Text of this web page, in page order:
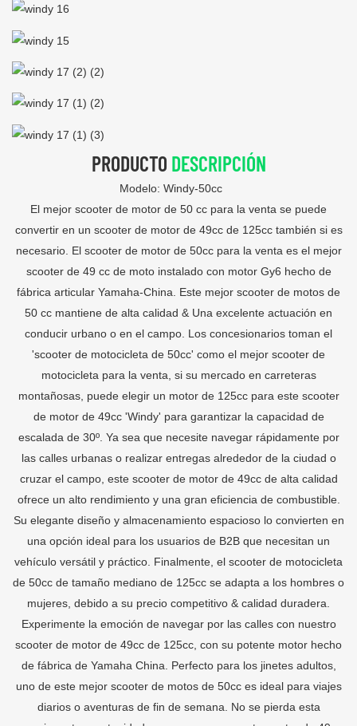
PRODUCTO DESCRIPCIÓN
Modelo: Windy-50cc
El mejor scooter de motor de 50 cc para la venta se puede
convertir en un scooter de motor de 49cc de 125cc también si es
necesario. El scooter de motor de 50cc para la venta es el mejor
scooter de 49 cc de moto instalado con motor Gy6 hecho de
fábrica articular Yamaha-China. Este mejor scooter de motos de
50 cc mantiene de alta calidad & Una excelente actuación en
conducir urbano o en el campo. Los concesionarios toman el
'scooter de motocicleta de 50cc' como el mejor scooter de
motocicleta para la venta, si su mercado en carreteras
montañosas, puede elegir un motor de 125cc para este scooter
de motor de 49cc 'Windy' para garantizar la capacidad de
escalada de 30º. Ya sea que necesite navegar rápidamente por
las calles urbanas o realizar entregas alrededor de la ciudad o
cruzar el campo, este scooter de motor de 49cc de alta calidad
ofrece un alto rendimiento y una gran eficiencia de combustible.
Su elegante diseño y almacenamiento espacioso lo convierten en
una opción ideal para los usuarios de B2B que necesitan un
vehículo versátil y práctico. Finalmente, el scooter de motocicleta
de 50cc de tamaño mediano de 125cc se adapta a los hombres o
mujeres, debido a su precio competitivo & calidad duradera.
Experimente la emoción de navegar por las calles con nuestro
scooter de motor de 49cc de 125cc, con su potente motor hecho
de fábrica de Yamaha China. Perfecto para los jinetes adultos,
uno de este mejor scooter de motos de 50cc es ideal para viajes
diarios o aventuras de fin de semana. No se pierda esta